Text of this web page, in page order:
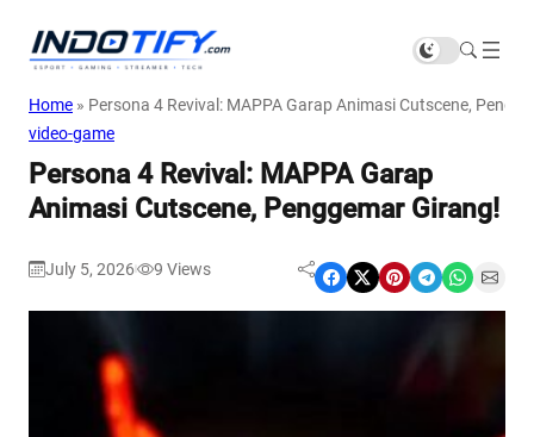
Home » Persona 4 Revival: MAPPA Garap Animasi Cutscene,
video-game
Persona 4 Revival: MAPPA Garap
Animasi Cutscene, Penggemar Girang!
July 5, 2026 9 Views Share on Facebook Share on X Share on Pinterest Share on Telegram Share on WhatsApp Share on Email